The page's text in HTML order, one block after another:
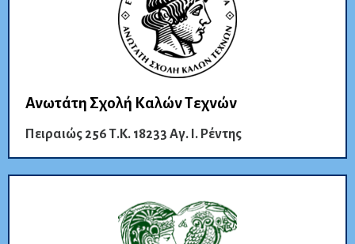
Ανωτάτη Σχολή Καλών Τεχνών
Πειραιώς 256 Τ.Κ. 18233 Αγ. Ι. Ρέντης